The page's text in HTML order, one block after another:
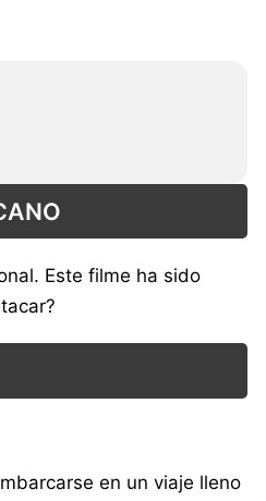
Este filme ha sido
en un viaje lleno